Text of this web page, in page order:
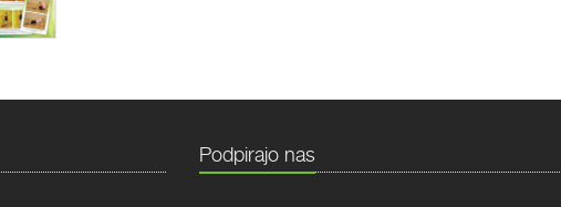
Podpirajo nas